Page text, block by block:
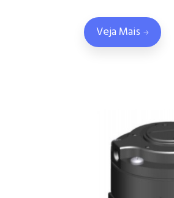
Veja Mais